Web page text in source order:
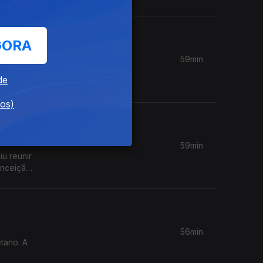
59min
reunir
59min
A
56min